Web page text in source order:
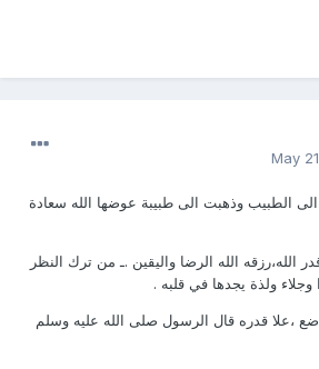
May
الطبيب وذهبت الى طبيبة عوضها الله سعادة
الله الرضا واليقين .ـ من ترك النظر
ولذة يجدها في قلبه .
،علا قدره قال الرسول صلى الله عليه وسلم